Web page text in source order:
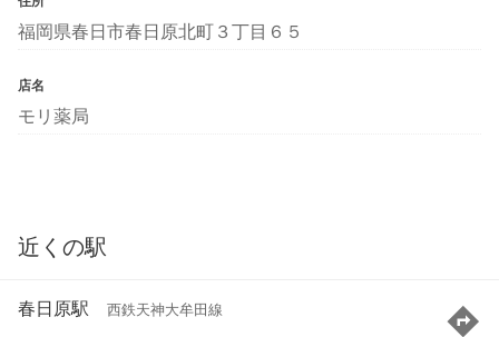
福岡県春日市春日原北町３丁目６５
店名
モリ薬局
近くの駅
春日原駅 西鉄天神大牟田線